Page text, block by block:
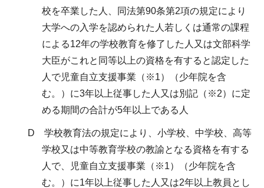
校を卒業した人、同法第90条第2項の規定により
大学への入学を認められた人若しくは通常の課程
による12年の学校教育を修了した人又は文部科学
大臣がこれと同等以上の資格を有すると認定した
人で児童自立支援事業（※1）（少年院を含
む。）に3年以上従事した人又は別記（※2）に定
める期間の合計が5年以上である人
D 学校教育法の規定により、小学校、中学校、高等
学校又は中等教育学校の教諭となる資格を有する
人で、児童自立支援事業（※1）（少年院を含
む。）に1年以上従事した人又は2年以上教員とし